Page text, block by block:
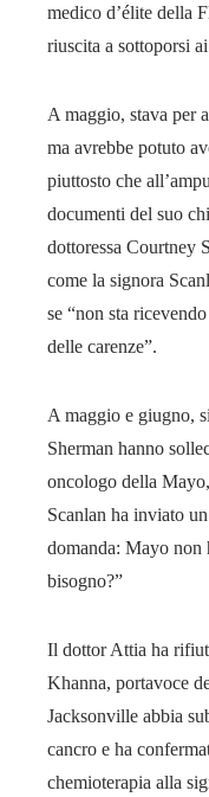
medico d’élite della
riuscita a sottoporsi
A maggio, stava per
ma avrebbe potuto
piuttosto che
documenti del suo
dottoressa Courtney
come la signora
se “non sta
delle carenze”.
A maggio e giugno,
Sherman hanno
oncologo della
Scanlan ha inviato
domanda: Mayo non
bisogno?”
Il dottor Attia ha
Khanna, portavoce
Jacksonville abbia
cancro e ha
chemioterapia alla